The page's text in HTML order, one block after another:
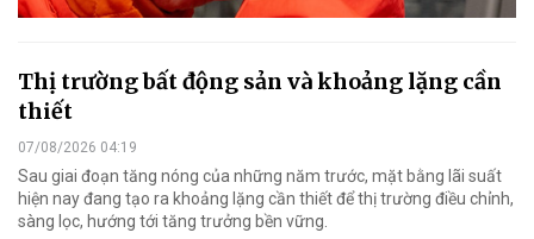
Thị trường bất động sản và khoảng lặng cần
thiết
07/08/2026 04:19
Sau giai đoạn tăng nóng của những năm trước, mặt bằng lãi suất
hiện nay đang tạo ra khoảng lặng cần thiết để thị trường điều chỉnh,
sàng lọc, hướng tới tăng trưởng bền vững.